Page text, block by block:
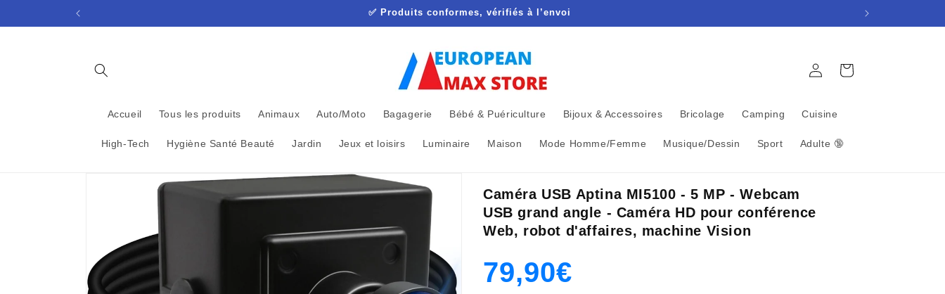
au
✅ Produits conformes, vérifiés à l’envoi
Accueil Tous les produits Animaux Auto/Moto Bagagerie Bébé & Puériculture Bijoux & Accessoires Bricolage Camping Cuisine
High-Tech Hygiène Santé Beauté Jardin Jeux et loisirs Luminaire Maison Mode Homme/Femme Musique/Dessin Sport Adulte 🔞
ConnexionPanier
Caméra USB Aptina MI5100 - 5 MP - Webcam
USB grand angle - Caméra HD pour conférence
Web, robot d'affaires, machine Vision
Prix
Prix
79,90€